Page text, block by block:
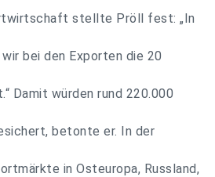
stellte Pröll fest: „In
bei den Exporten die 20
Damit würden rund 220.000
betonte er. In der
in Osteuropa, Russland,